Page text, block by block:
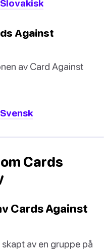
Against
av Card Against
Cards
Cards Against
av en gruppe på